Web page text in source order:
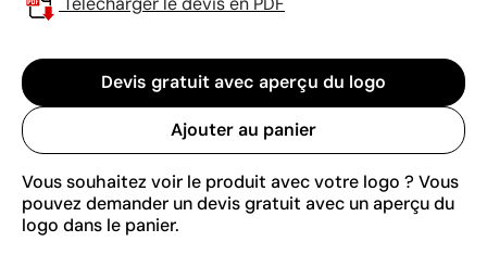
Devis gratuit avec aperçu du logo
Ajouter au panier
Vous souhaitez voir le produit avec votre logo ? Vous
pouvez demander un devis gratuit avec un aperçu du
logo dans le panier.